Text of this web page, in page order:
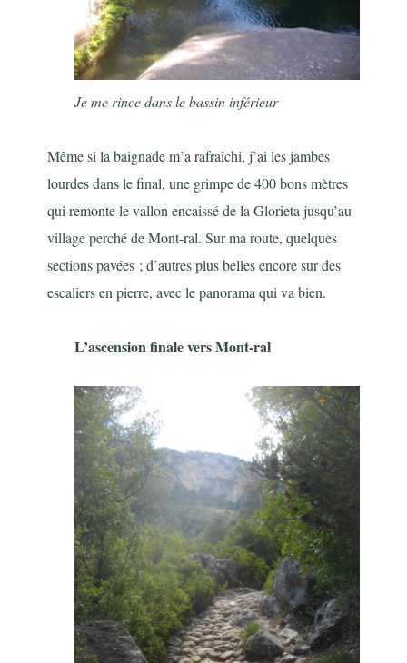
Je me rince dans le bassin inférieur
Même si la baignade m’a rafraîchi, j’ai les jambes
lourdes dans le final, une grimpe de 400 bons mètres
qui remonte le vallon encaissé de la Glorieta jusqu’au
village perché de Mont-ral. Sur ma route, quelques
sections pavées ; d’autres plus belles encore sur des
escaliers en pierre, avec le panorama qui va bien.
L’ascension finale vers Mont-ral